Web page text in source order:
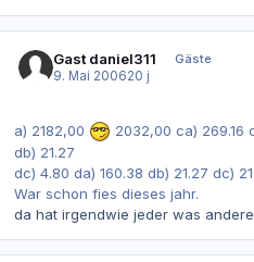
Gast daniel311
Gäste
9. Mai 200620 j
a) 2182,00
2032,00 ca) 269.16
db) 21.27
dc) 4.80 da) 160.38 db) 21.27 dc)
War schon fies dieses jahr.
da hat irgendwie jeder was